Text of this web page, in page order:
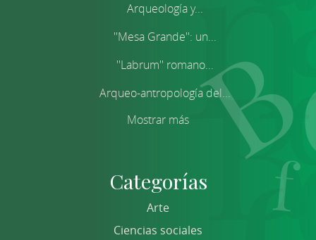
Arqueología y...
''Mesa Grande'': un...
''Labrum'' romano...
Arqueo-antropología del...
Mostrar más
Categorías
Arte
Ciencias sociales